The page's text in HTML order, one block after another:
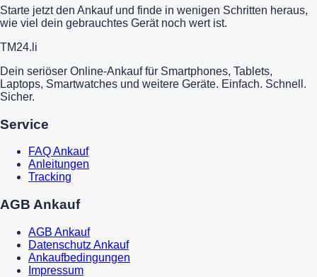
Starte jetzt den Ankauf und finde in wenigen Schritten heraus,
wie viel dein gebrauchtes Gerät noch wert ist.
TM24.li
Dein seriöser Online-Ankauf für Smartphones, Tablets,
Laptops, Smartwatches und weitere Geräte. Einfach. Schnell.
Sicher.
Service
FAQ Ankauf
Anleitungen
Tracking
AGB Ankauf
AGB Ankauf
Datenschutz Ankauf
Ankaufbedingungen
Impressum